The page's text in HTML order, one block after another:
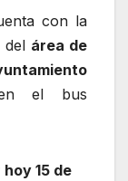
con la
del área de
el bus
15 de